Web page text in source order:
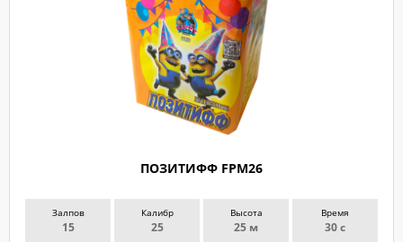
ПОЗИТИФФ FPM26
Залпов
15
Калибр
25
Высота
25 м
Время
30 с